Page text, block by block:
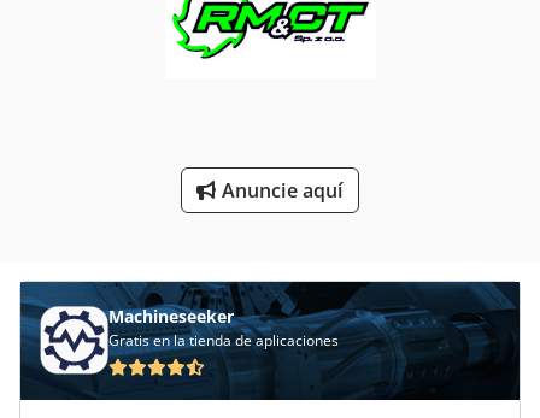
Vehiculos Agricolas
Anuncie aquí
Machineseeker
Gratis en la tienda de aplicaciones